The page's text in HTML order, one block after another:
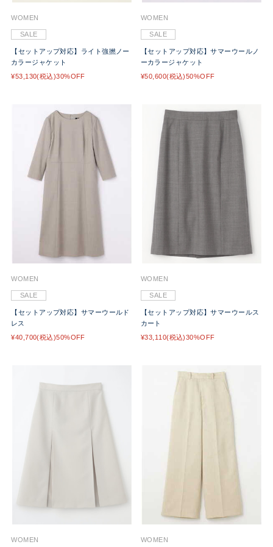
WOMEN
SALE
【セットアップ対応】ライト強撚ノー
カラージャケット
¥53,130(税込)30%OFF
WOMEN
SALE
【セットアップ対応】サマーウールノ
ーカラージャケット
¥50,600(税込)50%OFF
WOMEN
SALE
【セットアップ対応】サマーウールド
レス
¥40,700(税込)50%OFF
WOMEN
SALE
【セットアップ対応】サマーウールス
カート
¥33,110(税込)30%OFF
WOMEN WOMEN